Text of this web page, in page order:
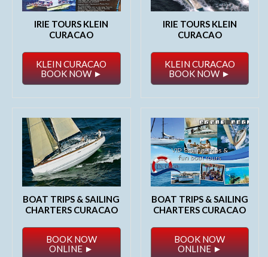
IRIE TOURS KLEIN
CURACAO
KLEIN CURACAO
BOOK NOW ►
IRIE TOURS KLEIN
CURACAO
KLEIN CURACAO
BOOK NOW ►
BOAT TRIPS & SAILING
CHARTERS CURACAO
BOOK NOW
ONLINE ►
BOAT TRIPS & SAILING
CHARTERS CURACAO
BOOK NOW
ONLINE ►